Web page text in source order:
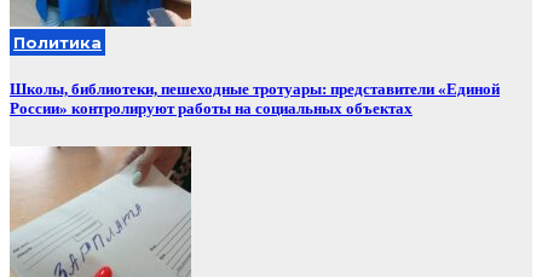
Политика
Школы, библиотеки, пешеходные тротуары: представители «Единой
России» контролируют работы на социальных объектах